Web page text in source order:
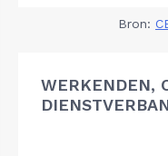
Bron:
WERKENDEN,